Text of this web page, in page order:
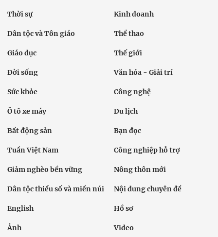
Thời sự Kinh doanh
Dân tộc và Tôn giáo Thể thao
Giáo dục Thế giới
Đời sống Văn hóa - Giải trí
Sức khỏe Công nghệ
Ô tô xe máy Du lịch
Bất động sản Bạn đọc
Tuần Việt Nam Công nghiệp hỗ trợ
Giảm nghèo bền vững Nông thôn mới
Dân tộc thiểu số và miền núi Nội dung chuyên đề
English Hồ sơ
Ảnh Video